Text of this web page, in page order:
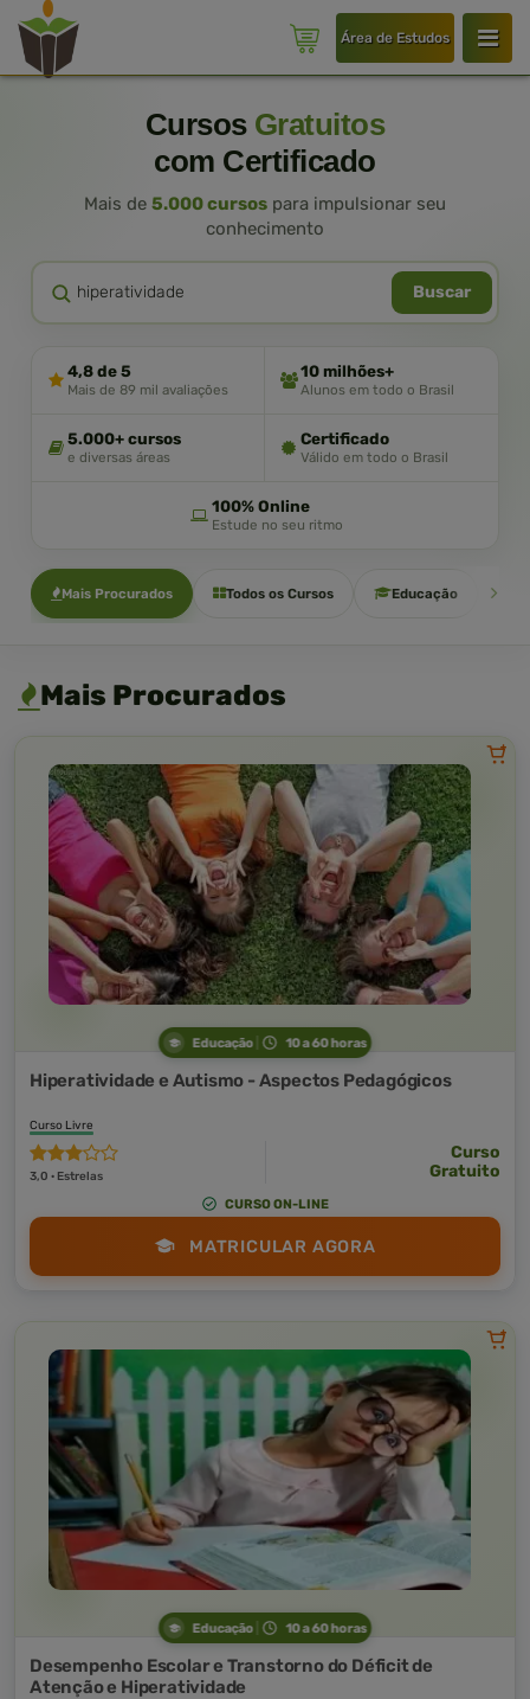
Área de Estudos
Cursos Gratuitos
com Certificado
Mais de 5.000 cursos para impulsionar seu
conhecimento
Buscar
4,8 de 5
Mais de 89 mil avaliações
10 milhões+
Alunos em todo o Brasil
5.000+ cursos
e diversas áreas
Certificado
Válido em todo o Brasil
100% Online
Estude no seu ritmo
Mais Procurados Todos os Cursos Educação
Mais Procurados
Educação 10 a 60 horas
Hiperatividade e Autismo - Aspectos Pedagógicos
Curso Livre
3,0 · Estrelas
Curso
Gratuito
CURSO ON-LINE
MATRICULAR AGORA
Educação 10 a 60 horas
Desempenho Escolar e Transtorno do Déficit de
Atenção e Hiperatividade